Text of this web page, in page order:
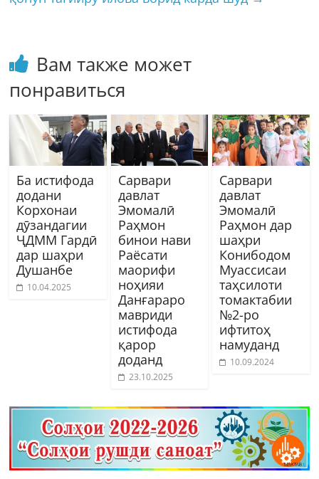
Вам также может
понравиться
Ба истифода
додани
Корхонаи
дӯзандагии
ҶДММ Гардӣ
дар шаҳри
Душанбе
10.04.2025
Сарвари
давлат
Эмомалӣ
Раҳмон
бинои нави
Раёсати
маорифи
ноҳияи
Данғараро
мавриди
истифода
қарор
доданд
23.10.2025
Сарвари
давлат
Эмомалӣ
Раҳмон дар
шаҳри
Конибодом
Муассисаи
таҳсилоти
томактабии
№2-ро
ифтитоҳ
намуданд
10.09.2024